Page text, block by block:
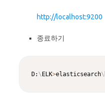
http://localhost:9200
종료하기
D: \ ELK>elasticsearch\